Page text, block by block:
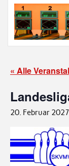
« Alle
20. Februar